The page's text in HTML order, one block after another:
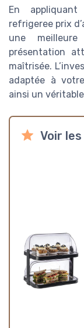
En
refrigeree prix
une
présentation
maîtrisée.
adaptée à
ainsi un
Voir